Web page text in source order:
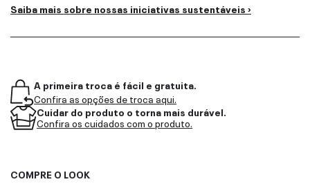
Saiba mais sobre nossas iniciativas sustentáveis ›
A primeira troca é fácil e gratuita.
Confira as opções de troca aqui.
Cuidar do produto o torna mais durável.
Confira os cuidados com o produto.
COMPRE O LOOK